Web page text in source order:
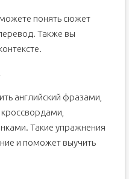
понять сюжет
Также вы
английский фразами,
Такие упражнения
и поможет выучить